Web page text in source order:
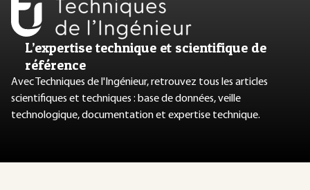
L’expertise technique et scientifique de
référence
Avec Techniques de l'Ingénieur, retrouvez tous les articles
scientifiques et techniques : base de données, veille
technologique, documentation et expertise technique.